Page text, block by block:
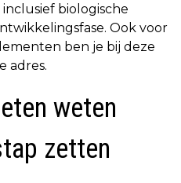
biologische
Ook voor
ben je bij deze
adres.
weten
zetten